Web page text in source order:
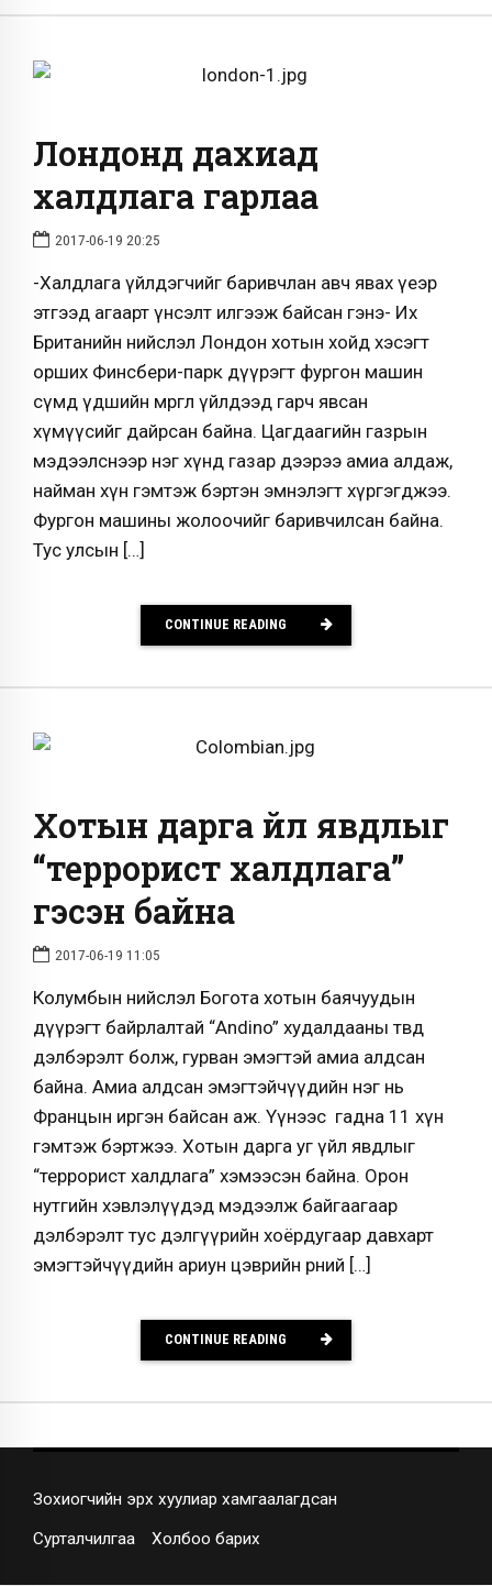
Лондонд дахиад
халдлага гарлаа
2017-06-19 20:25
-Халдлага үйлдэгчийг баривчлан авч явах үеэр
этгээд агаарт үнсэлт илгээж байсан гэнэ- Их
Британийн нийслэл Лондон хотын хойд хэсэгт
орших Финсбери-парк дүүрэгт фургон машин
сүмд үдшийн мөргөл үйлдээд гарч явсан
хүмүүсийг дайрсан байна. Цагдаагийн газрын
мэдээлснээр нэг хүнд газар дээрээ амиа алдаж,
найман хүн гэмтэж бэртэн эмнэлэгт хүргэгджээ.
Фургон машины жолоочийг баривчилсан байна.
Тус улсын […]
CONTINUE READING
Хотын дарга үйл явдлыг
“террорист халдлага”
гэсэн байна
2017-06-19 11:05
Колумбын нийслэл Богота хотын баячуудын
дүүрэгт байрлалтай “Andino” худалдааны төвд
дэлбэрэлт болж, гурван эмэгтэй амиа алдсан
байна. Амиа алдсан эмэгтэйчүүдийн нэг нь
Францын иргэн байсан аж. Үүнээс гадна 11 хүн
гэмтэж бэртжээ. Хотын дарга уг үйл явдлыг
“террорист халдлага” хэмээсэн байна. Орон
нутгийн хэвлэлүүдэд мэдээлж байгаагаар
дэлбэрэлт тус дэлгүүрийн хоёрдугаар давхарт
эмэгтэйчүүдийн ариун цэврийн өрөөний […]
CONTINUE READING
Зохиогчийн эрх хуулиар хамгаалагдсан
Сурталчилгаа Холбоо барих